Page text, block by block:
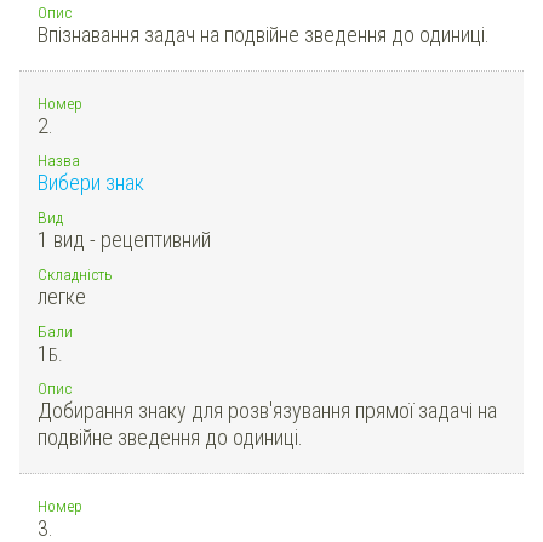
Опис
Впізнавання задач на подвійне зведення до одиниці.
Номер
2.
Назва
Вибери знак
Вид
1 вид - рецептивний
Складність
легке
Бали
1 Б.
Опис
Добирання знаку для розв'язування прямої задачі на
подвійне зведення до одиниці.
Номер
3.